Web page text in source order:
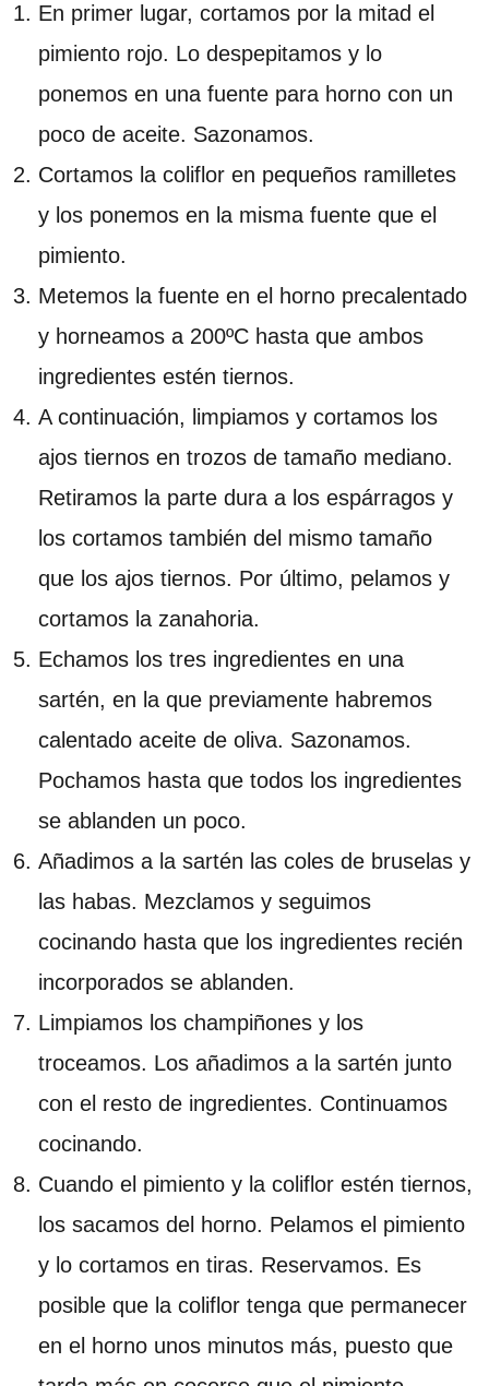
En primer lugar, cortamos por la mitad el
pimiento rojo. Lo despepitamos y lo
ponemos en una fuente para horno con un
poco de aceite. Sazonamos.
Cortamos la coliflor en pequeños ramilletes
y los ponemos en la misma fuente que el
pimiento.
Metemos la fuente en el horno precalentado
y horneamos a 200ºC hasta que ambos
ingredientes estén tiernos.
A continuación, limpiamos y cortamos los
ajos tiernos en trozos de tamaño mediano.
Retiramos la parte dura a los espárragos y
los cortamos también del mismo tamaño
que los ajos tiernos. Por último, pelamos y
cortamos la zanahoria.
Echamos los tres ingredientes en una
sartén, en la que previamente habremos
calentado aceite de oliva. Sazonamos.
Pochamos hasta que todos los ingredientes
se ablanden un poco.
Añadimos a la sartén las coles de bruselas y
las habas. Mezclamos y seguimos
cocinando hasta que los ingredientes recién
incorporados se ablanden.
Limpiamos los champiñones y los
troceamos. Los añadimos a la sartén junto
con el resto de ingredientes. Continuamos
cocinando.
Cuando el pimiento y la coliflor estén tiernos,
los sacamos del horno. Pelamos el pimiento
y lo cortamos en tiras. Reservamos. Es
posible que la coliflor tenga que permanecer
en el horno unos minutos más, puesto que